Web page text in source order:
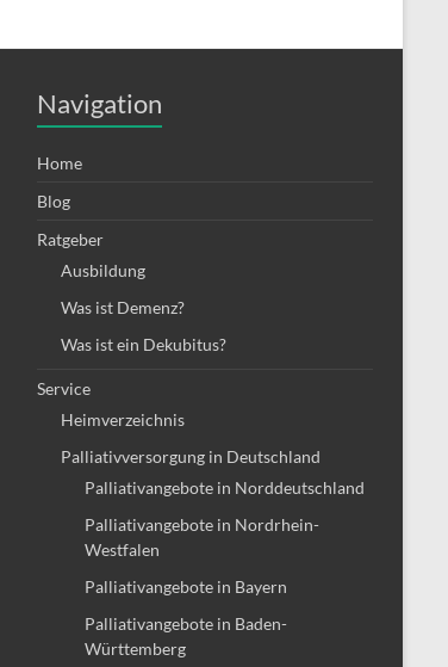
Navigation
Home
Blog
Ratgeber
Ausbildung
Was ist Demenz?
Was ist ein Dekubitus?
Service
Heimverzeichnis
Palliativversorgung in Deutschland
Palliativangebote in Norddeutschland
Palliativangebote in Nordrhein-
Westfalen
Palliativangebote in Bayern
Palliativangebote in Baden-
Württemberg